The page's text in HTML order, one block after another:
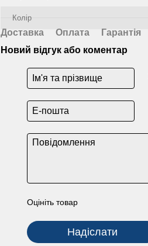
Колір
Доставка Оплата
Гарантія
Новий відгук або коментар
Оцініть товар
Надіслати